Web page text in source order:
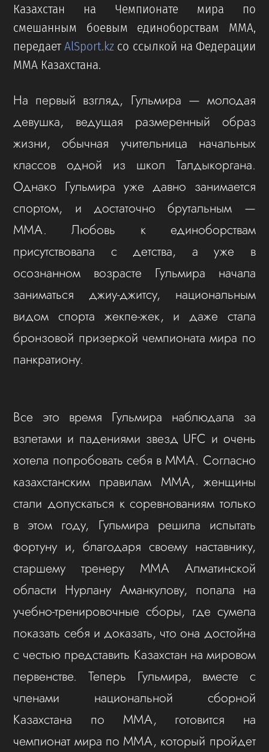
Казахстан на Чемпионате мира по
смешанным боевым единоборствам ММА,
передаетAlSport.kz со ссылкой на Федерации
MMA Казахстана.
На первый взгляд, Гульмира — молодая
девушка, ведущая размеренный образ
жизни, обычная учительница начальных
классов одной из школ Талдыкоргана.
Однако Гульмира уже давно занимается
спортом, и достаточно брутальным —
ММА. Любовь к единоборствам
присутствовала с детства, а уже в
осознанном возрасте Гульмира начала
заниматься джиу-джитсу, национальным
видом спорта жекпе-жек, и даже стала
бронзовой призеркой чемпионата мира по
панкратиону.
Все это время Гульмира наблюдала за
взлетами и падениями звезд UFC и очень
хотела попробовать себя в ММА. Согласно
казахстанским правилам ММА, женщины
стали допускаться к соревнованиям только
в этом году, Гульмира решила испытать
фортуну и, благодаря своему наставнику,
старшему тренеру ММА Алматинской
области Нурлану Аманкулову, попала на
учебно-тренировочные сборы, где сумела
показать себя и доказать, что она достойна
с честью представить Казахстан на мировом
первенстве. Теперь Гульмира, вместе с
членами национальной сборной
Казахстана по ММА, готовится на
чемпионат мира по ММА, который пройдет